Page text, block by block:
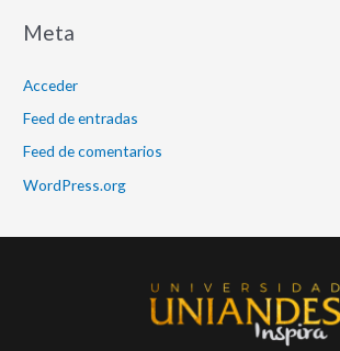
Meta
Acceder
Feed de entradas
Feed de comentarios
WordPress.org